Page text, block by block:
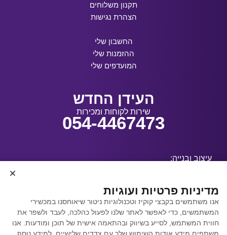
תקנון משלוחים
הצהרת נגישות
החשבון שלי
ההזמנות שלי
המועדפים שלי
העידן החדש
שירות לקוחות ומכירות
054-4467473
עיצוב ובנייה:
קידום אתרים באמצעות
Y.Y. Digital
מדיניות פרטיות ועוגיות
אנו משתמשים בקבצי קוקיז וטכנולוגיות ניטור שיאוחסנו במכשירי
המשתמשים, כדי לאפשר לאתר שלנו לפעול כהלכה, לעבד ולשפר את
חווית המשתמש, לסייע בשיווק ובהתאמה אישית של תוכן ומודעות. אנו